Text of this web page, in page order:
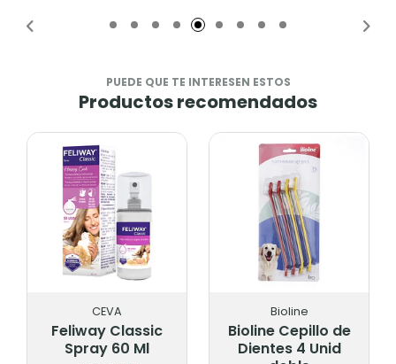
PUEDE QUE TE INTERESEN ESTOS
Productos recomendados
CEVA
Feliway Classic
Spray 60 Ml
Bioline
Bioline Cepillo de
Dientes 4 Unid